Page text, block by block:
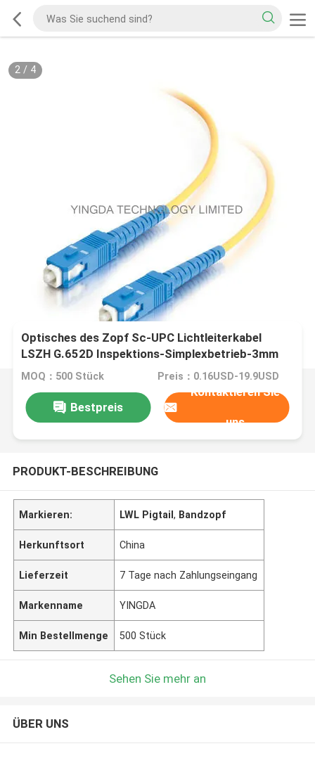
2/ 4
Optisches des Zopf Sc-UPC Lichtleiterkabel
LSZH G.652D Inspektions-Simplexbetrieb-3mm
Gelb-1Meter
MOQ：500 Stück Preis：0.16USD-19.9USD
Bestpreis
Kontaktieren Sie
uns
PRODUKT-BESCHREIBUNG
Markieren: LWL Pigtail, Bandzopf
Herkunftsort China
Lieferzeit 7 Tage nach Zahlungseingang
Markenname YINGDA
Min Bestellmenge 500 Stück
Sehen Sie mehr an
ÜBER UNS